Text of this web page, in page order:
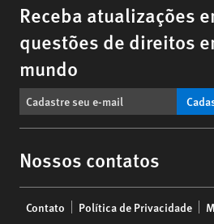
Receba atualizações
questões de direitos
mundo
Nossos contatos
menu
Contato Política de Privacidade